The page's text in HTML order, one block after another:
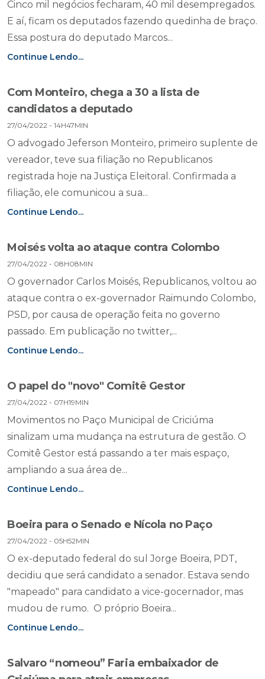
Cinco mil negócios fecharam, 40 mil desempregados.
E aí, ficam os deputados fazendo quedinha de braço.
Essa postura do deputado Marcos...
Continue Lendo...
Com Monteiro, chega a 30 a lista de
candidatos a deputado
27/04/2022 - 14H47MIN
O advogado Jeferson Monteiro, primeiro suplente de
vereador, teve sua filiação no Republicanos
registrada hoje na Justiça Eleitoral. Confirmada a
filiação, ele comunicou a sua...
Continue Lendo...
Moisés volta ao ataque contra Colombo
27/04/2022 - 08H08MIN
O governador Carlos Moisés, Republicanos, voltou ao
ataque contra o ex-governador Raimundo Colombo,
PSD, por causa de operação feita no governo
passado. Em publicação no twitter,...
Continue Lendo...
O papel do "novo" Comitê Gestor
27/04/2022 - 07H19MIN
Movimentos no Paço Municipal de Criciúma
sinalizam uma mudança na estrutura de gestão. O
Comitê Gestor está passando a ter mais espaço,
ampliando a sua área de...
Continue Lendo...
Boeira para o Senado e Nícola no Paço
27/04/2022 - 05H52MIN
O ex-deputado federal do sul Jorge Boeira, PDT,
decidiu que será candidato a senador. Estava sendo
"mapeado" para candidato a vice-gocernador, mas
mudou de rumo. O próprio Boeira...
Continue Lendo...
Salvaro “nomeou” Faria embaixador de